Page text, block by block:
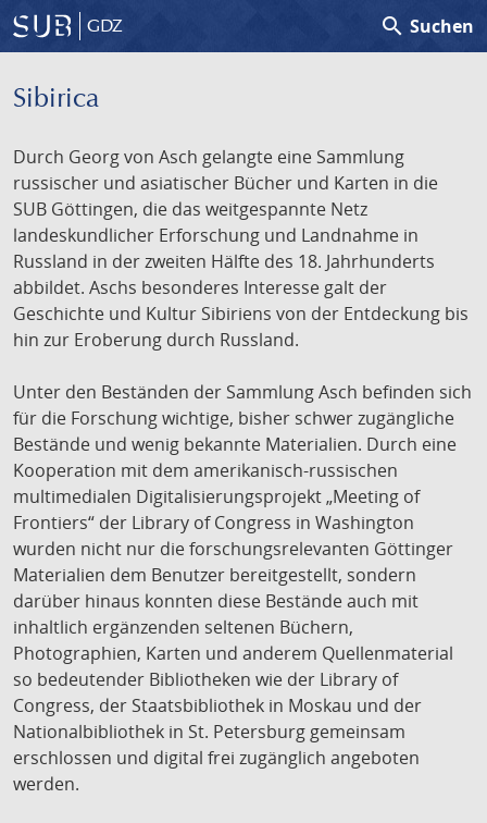
GDZ search Suchen
Sibirica
Durch Georg von Asch gelangte eine Sammlung
russischer und asiatischer Bücher und Karten in die
SUB Göttingen, die das weitgespannte Netz
landeskundlicher Erforschung und Landnahme in
Russland in der zweiten Hälfte des 18. Jahrhunderts
abbildet. Aschs besonderes Interesse galt der
Geschichte und Kultur Sibiriens von der Entdeckung bis
hin zur Eroberung durch Russland.
Unter den Beständen der Sammlung Asch befinden sich
für die Forschung wichtige, bisher schwer zugängliche
Bestände und wenig bekannte Materialien. Durch eine
Kooperation mit dem amerikanisch-russischen
multimedialen Digitalisierungsprojekt „Meeting of
Frontiers“ der Library of Congress in Washington
wurden nicht nur die forschungsrelevanten Göttinger
Materialien dem Benutzer bereitgestellt, sondern
darüber hinaus konnten diese Bestände auch mit
inhaltlich ergänzenden seltenen Büchern,
Photographien, Karten und anderem Quellenmaterial
so bedeutender Bibliotheken wie der Library of
Congress, der Staatsbibliothek in Moskau und der
Nationalbibliothek in St. Petersburg gemeinsam
erschlossen und digital frei zugänglich angeboten
werden.